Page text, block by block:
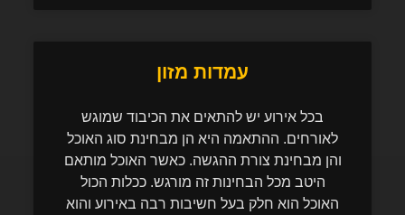
עמדות מזון
בכל אירוע יש להתאים את הכיבוד שמוגש
לאורחים. ההתאמה היא הן מבחינת סוג האוכל
והן מבחינת צורת ההגשה. כאשר האוכל מותאם
היטב מכל הבחינות זה מורגש. ככלות הכול
האוכל הוא חלק בעל חשיבות רבה באירוע והוא